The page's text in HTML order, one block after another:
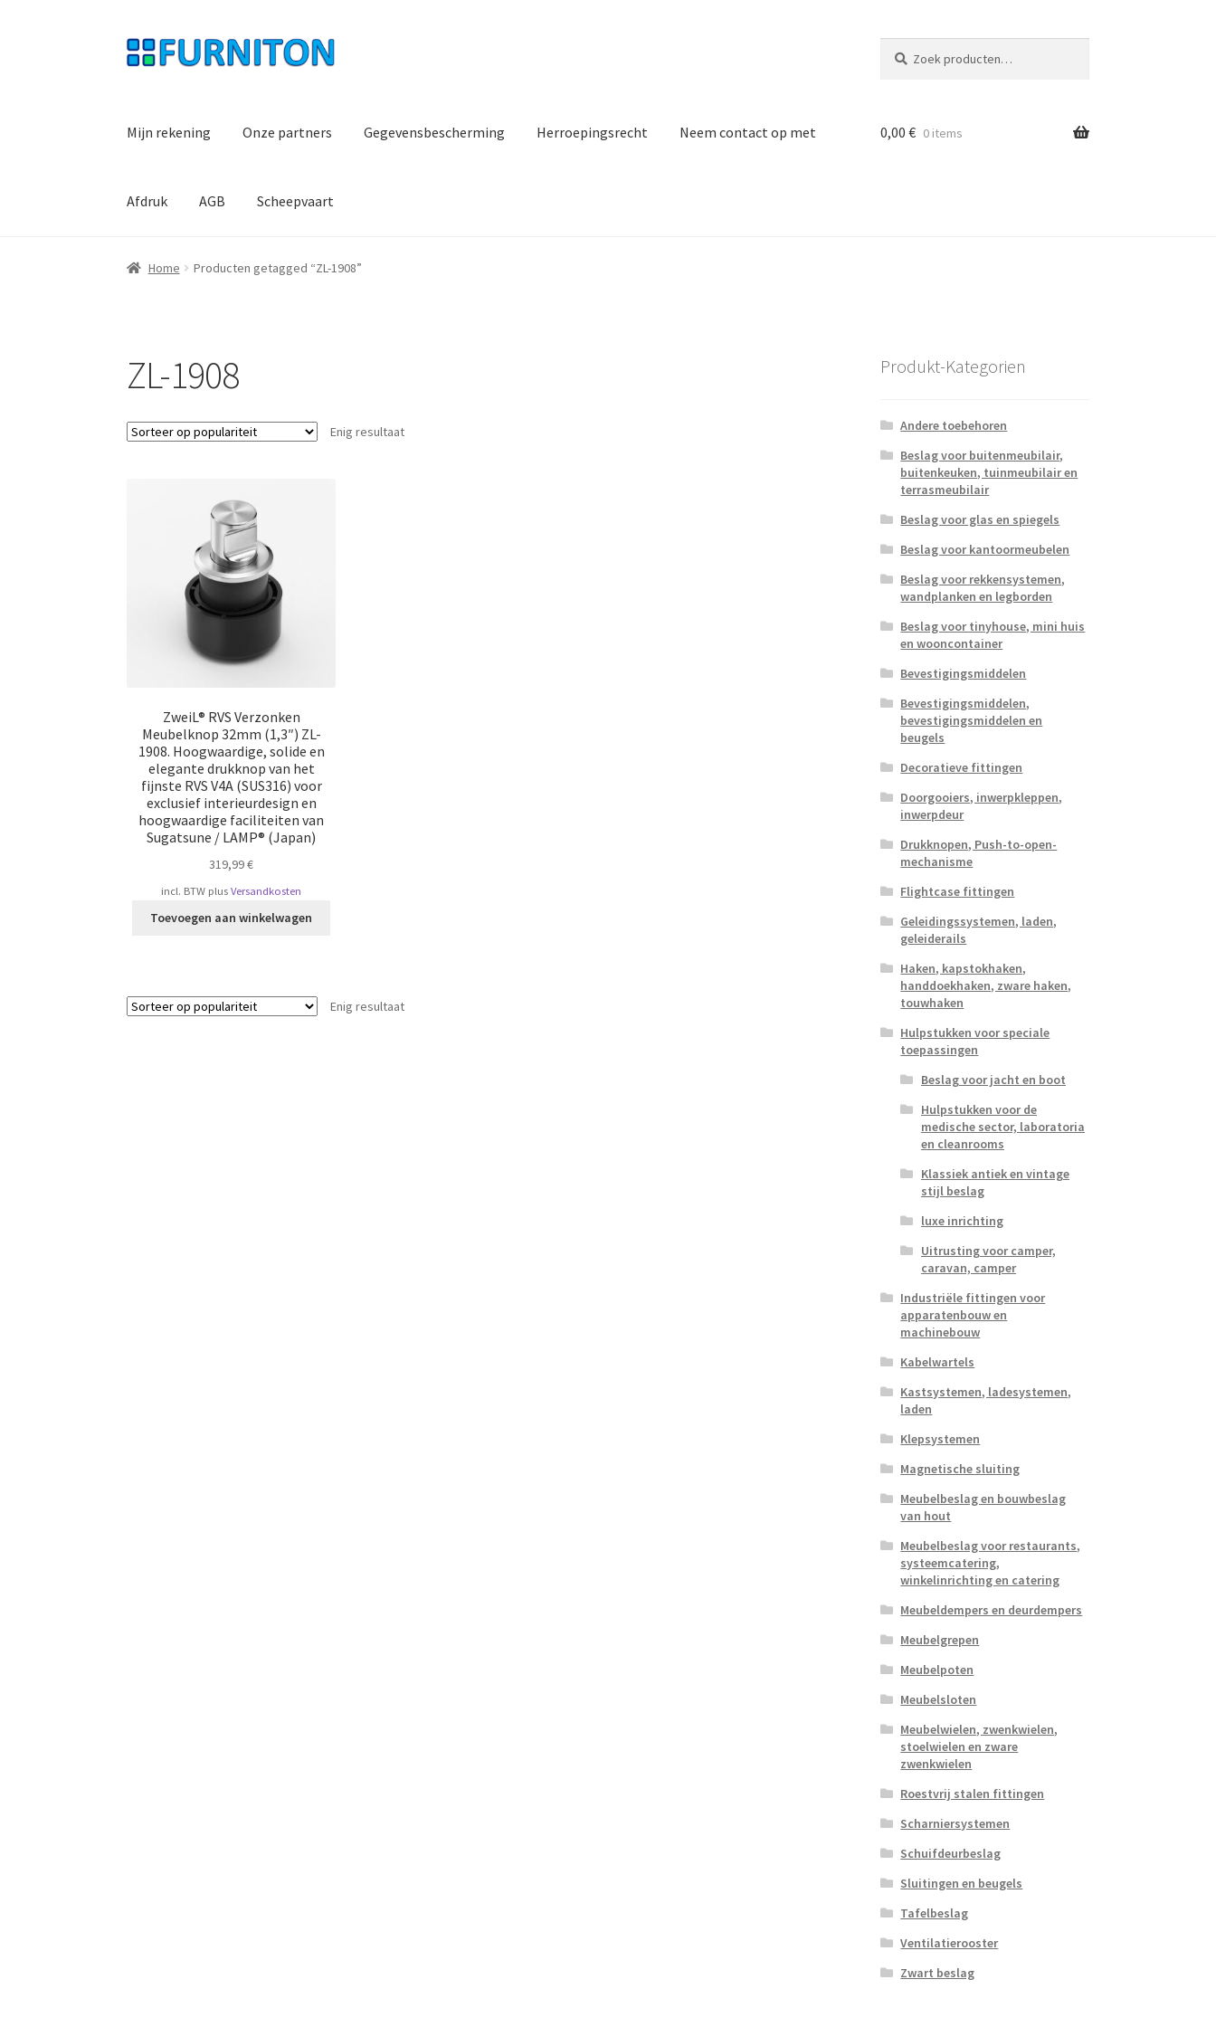
Ga
door
Ga
naar
naar:
Mijn rekening Onze partners Gegevensbescherming Herroepingsrecht Neem contact op met
Afdruk AGB Scheepvaart
0,00 € 0 items
Home Producten getagged “ZL-1908”
ZL-1908
Enig resultaat
ZweiL® RVS Verzonken
Meubelknop 32mm (1,3″) ZL-
1908. Hoogwaardige, solide en
elegante drukknop van het
fijnste RVS V4A (SUS316) voor
exclusief interieurdesign en
hoogwaardige faciliteiten van
Sugatsune / LAMP® (Japan)
319,99€
incl. BTW plusVersandkosten
Toevoegen aan winkelwagen
Enig resultaat
Produkt-Kategorien
Andere toebehoren
Beslag voor buitenmeubilair,
buitenkeuken, tuinmeubilair en
terrasmeubilair
Beslag voor glas en spiegels
Beslag voor kantoormeubelen
Beslag voor rekkensystemen,
wandplanken en legborden
Beslag voor tinyhouse, mini huis
en wooncontainer
Bevestigingsmiddelen
Bevestigingsmiddelen,
bevestigingsmiddelen en
beugels
Decoratieve fittingen
Doorgooiers, inwerpkleppen,
inwerpdeur
Drukknopen, Push-to-open-
mechanisme
Flightcase fittingen
Geleidingssystemen, laden,
geleiderails
Haken, kapstokhaken,
handdoekhaken, zware haken,
touwhaken
Hulpstukken voor speciale
toepassingen
Beslag voor jacht en boot
Hulpstukken voor de
medische sector, laboratoria
en cleanrooms
Klassiek antiek en vintage
stijl beslag
luxe inrichting
Uitrusting voor camper,
caravan, camper
Industriële fittingen voor
apparatenbouw en
machinebouw
Kabelwartels
Kastsystemen, ladesystemen,
laden
Klepsystemen
Magnetische sluiting
Meubelbeslag en bouwbeslag
van hout
Meubelbeslag voor restaurants,
systeemcatering,
winkelinrichting en catering
Meubeldempers en deurdempers
Meubelgrepen
Meubelpoten
Meubelsloten
Meubelwielen, zwenkwielen,
stoelwielen en zware
zwenkwielen
Roestvrij stalen fittingen
Scharniersystemen
Schuifdeurbeslag
Sluitingen en beugels
Tafelbeslag
Ventilatierooster
Zwart beslag